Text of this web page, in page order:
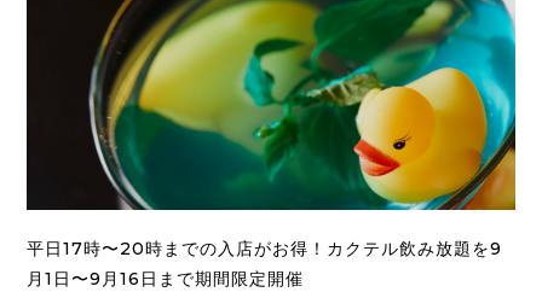
平日17時〜20時までの入店がお得！カクテル飲み放題を9
月1日〜9月16日まで期間限定開催